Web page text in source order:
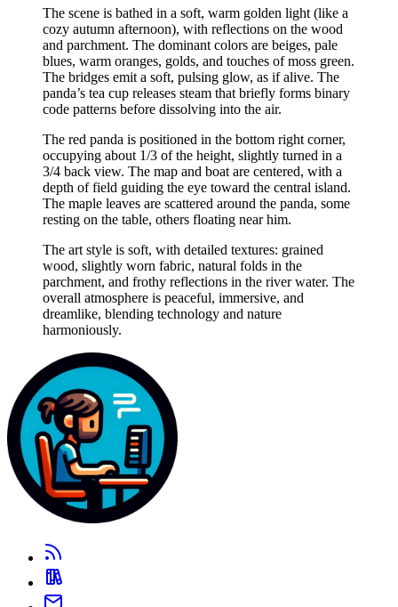
The scene is bathed in a soft, warm golden light (like a
cozy autumn afternoon), with reflections on the wood
and parchment. The dominant colors are beiges, pale
blues, warm oranges, golds, and touches of moss green.
The bridges emit a soft, pulsing glow, as if alive. The
panda’s tea cup releases steam that briefly forms binary
code patterns before dissolving into the air.
The red panda is positioned in the bottom right corner,
occupying about 1/3 of the height, slightly turned in a
3/4 back view. The map and boat are centered, with a
depth of field guiding the eye toward the central island.
The maple leaves are scattered around the panda, some
resting on the table, others floating near him.
The art style is soft, with detailed textures: grained
wood, slightly worn fabric, natural folds in the
parchment, and frothy reflections in the river water. The
overall atmosphere is peaceful, immersive, and
dreamlike, blending technology and nature
harmoniously.